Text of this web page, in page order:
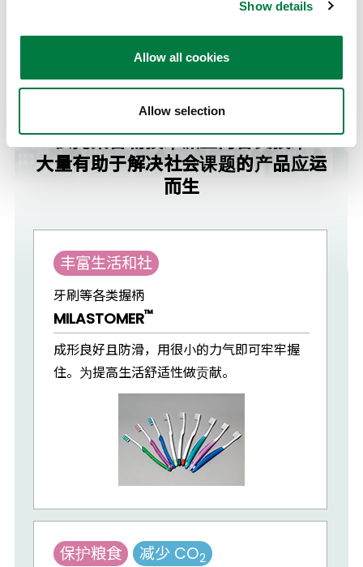
Show details
Allow all cookies
Allow selection
依托聚合物技术派生的各类技术
大量有助于解决社会课题的产品应运
而生
丰富生活和社
牙刷等各类握柄
MILASTOMER™
成形良好且防滑，用很小的力气即可牢牢握
住。为提高生活舒适性做贡献。
保护粮食 减少 CO2